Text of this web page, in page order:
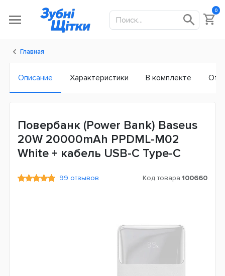
0
Главная
Описание Характеристики В комплекте
Повербанк (Power Bank) Baseus
20W 20000mAh PPDML-M02
White + кабель USB-C Type-C
99 отзывов Код товара:100660